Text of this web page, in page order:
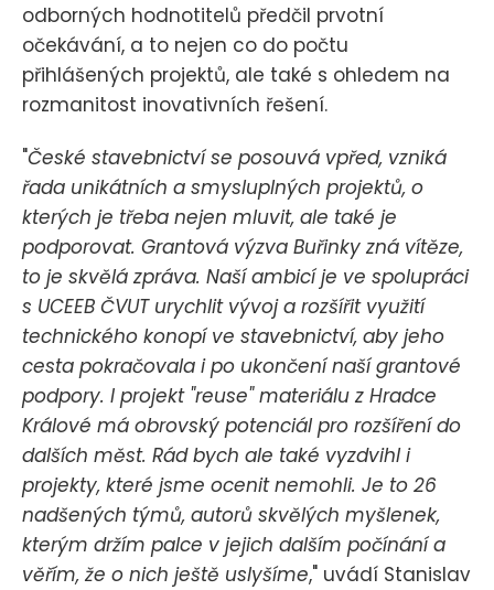
odborných hodnotitelů předčil prvotní
očekávání, a to nejen co do počtu
přihlášených projektů, ale také s ohledem na
rozmanitost inovativních řešení.
"České stavebnictví se posouvá vpřed, vzniká
řada unikátních a smysluplných projektů, o
kterých je třeba nejen mluvit, ale také je
podporovat. Grantová výzva Buřinky zná vítěze,
to je skvělá zpráva. Naší ambicí je ve spolupráci
s UCEEB ČVUT urychlit vývoj a rozšířit využití
technického konopí ve stavebnictví, aby jeho
cesta pokračovala i po ukončení naší grantové
podpory. I projekt "reuse" materiálu z Hradce
Králové má obrovský potenciál pro rozšíření do
dalších měst. Rád bych ale také vyzdvihl i
projekty, které jsme ocenit nemohli. Je to 26
nadšených týmů, autorů skvělých myšlenek,
kterým držím palce v jejich dalším počínání a
věřím, že o nich ještě uslyšíme," uvádí Stanislav